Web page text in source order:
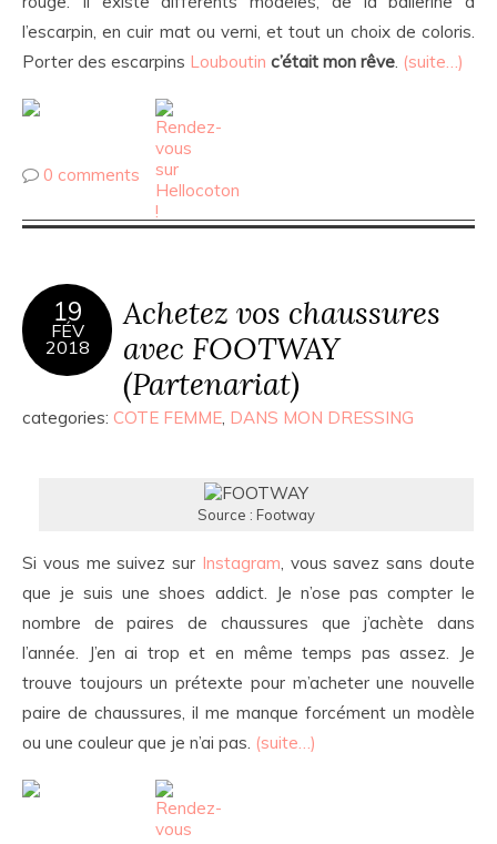
l’escarpin, en cuir mat ou verni, et tout un choix de coloris.
Porter des escarpins Louboutin c’était mon rêve. (suite…)
0 comments
19
FÉV
2018
Achetez vos chaussures
avec FOOTWAY
(Partenariat)
categories: COTE FEMME, DANS MON DRESSING
Source : Footway
Si vous me suivez sur Instagram, vous savez sans doute
que je suis une shoes addict. Je n’ose pas compter le
nombre de paires de chaussures que j’achète dans
l’année. J’en ai trop et en même temps pas assez. Je
trouve toujours un prétexte pour m’acheter une nouvelle
paire de chaussures, il me manque forcément un modèle
ou une couleur que je n’ai pas. (suite…)